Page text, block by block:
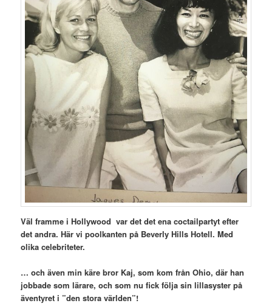
Väl framme i Hollywood var det det ena coctailpartyt efter
det andra. Här vi poolkanten på Beverly Hills Hotell. Med
olika celebriteter.
… och även min käre bror Kaj, som kom från Ohio, där han
jobbade som lärare, och som nu fick följa sin lillasyster på
äventyret i ”den stora världen”!